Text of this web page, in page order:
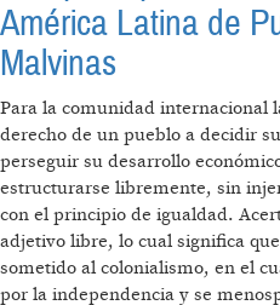
América Latina de
Malvinas
Para la comunidad internacional
derecho de un pueblo a decidir
perseguir su desarrollo
estructurarse libremente, sin
con el principio de igualdad.
adjetivo libre, lo cual significa
sometido al colonialismo, en el
por la independencia y se